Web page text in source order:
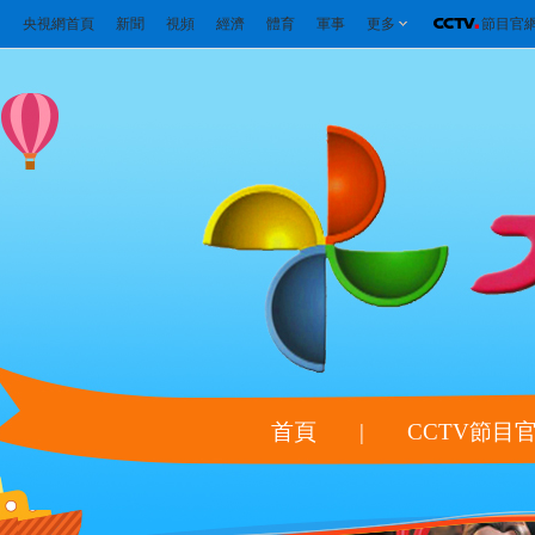
央視網首頁 新聞 視頻 經濟 體育 軍事 更多 節目官
首頁 | CCTV節目